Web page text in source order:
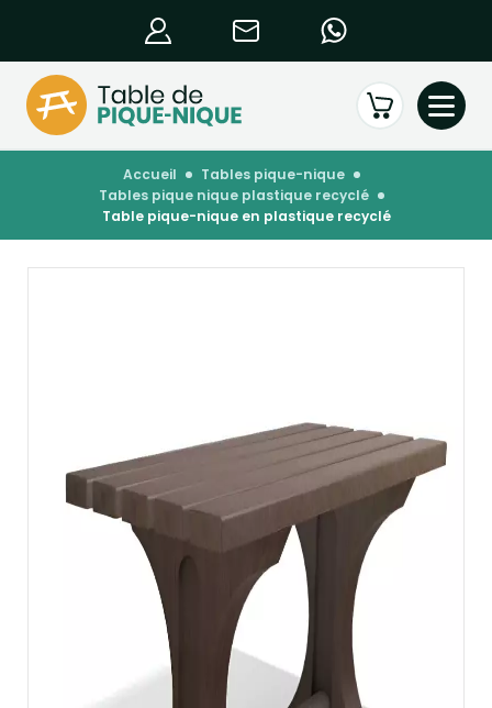
accueil
tables pique-nique
tables pique nique plastique recyclé
table pique-nique en plastique recyclé